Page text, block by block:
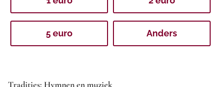
5 euro Anders
Tradities: Hymnen en muziek